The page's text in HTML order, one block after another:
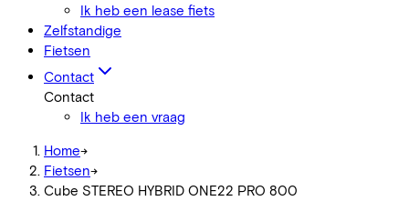
Ik heb een lease fiets
Zelfstandige
Fietsen
Contact
Contact
Ik heb een vraag
Home->
Fietsen->
Cube STEREO HYBRID ONE22 PRO 800